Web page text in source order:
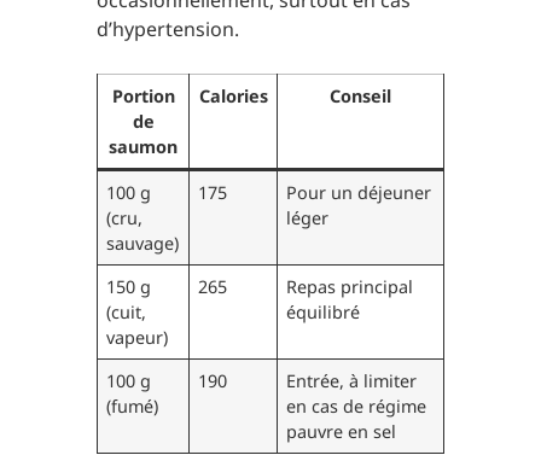
d’hypertension.
Portion
de
saumon
Calories Conseil
100 g
(cru,
sauvage)
175
Pour un déjeuner
léger
150 g
(cuit,
vapeur)
265
Repas principal
équilibré
100 g
(fumé)
190
Entrée, à limiter
en cas de régime
pauvre en sel